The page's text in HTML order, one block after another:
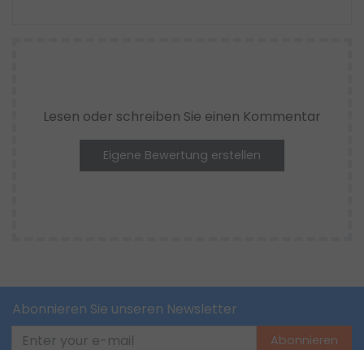
Lesen oder schreiben Sie einen Kommentar
Eigene Bewertung erstellen
Abonnieren Sie unseren Newsletter
Abonnieren